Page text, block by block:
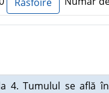
4. Tumulul se află în